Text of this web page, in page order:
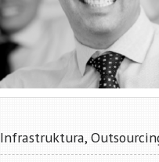
Infrastruktura,